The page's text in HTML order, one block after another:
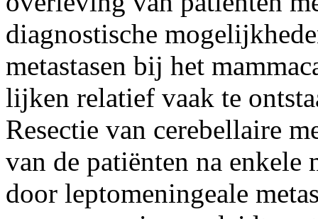
diagnostische
metastasen bij het
lijken relatief vaak te
Resectie van cerebellaire
van de patiënten na enkele
door leptomeningeale